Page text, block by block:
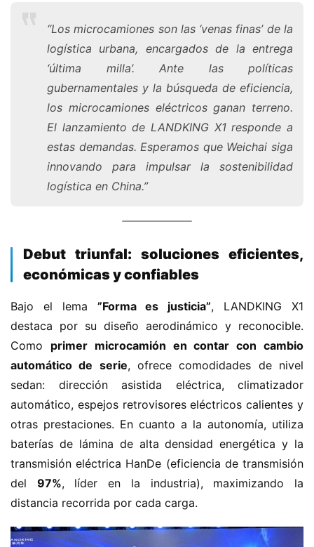
o
m
e
c
a
m
i
o
h
i
n
o
“Los microcamiones son las ‘venas finas’ de la
logística urbana, encargados de la entrega
‘última milla’. Ante las políticas
gubernamentales y la búsqueda de eficiencia,
los microcamiones eléctricos ganan terreno.
El lanzamiento de LANDKING X1 responde a
estas demandas. Esperamos que Weichai siga
innovando para impulsar la sostenibilidad
logística en China.”
​Debut triunfal: soluciones eficientes,
económicas y confiables​
Bajo el lema ​ ​”Forma es justicia”​​, LANDKING X1
destaca por su diseño aerodinámico y reconocible.
Como ​ ​primer microcamión en contar con cambio
automático de serie​​, ofrece comodidades de nivel
sedan: dirección asistida eléctrica, climatizador
automático, espejos retrovisores eléctricos calientes y
otras prestaciones. En cuanto a la autonomía, utiliza
baterías de lámina de alta densidad energética y la
transmisión eléctrica HanDe (eficiencia de transmisión
del ​ ​97%​​, líder en la industria), maximizando la
distancia recorrida por cada carga.